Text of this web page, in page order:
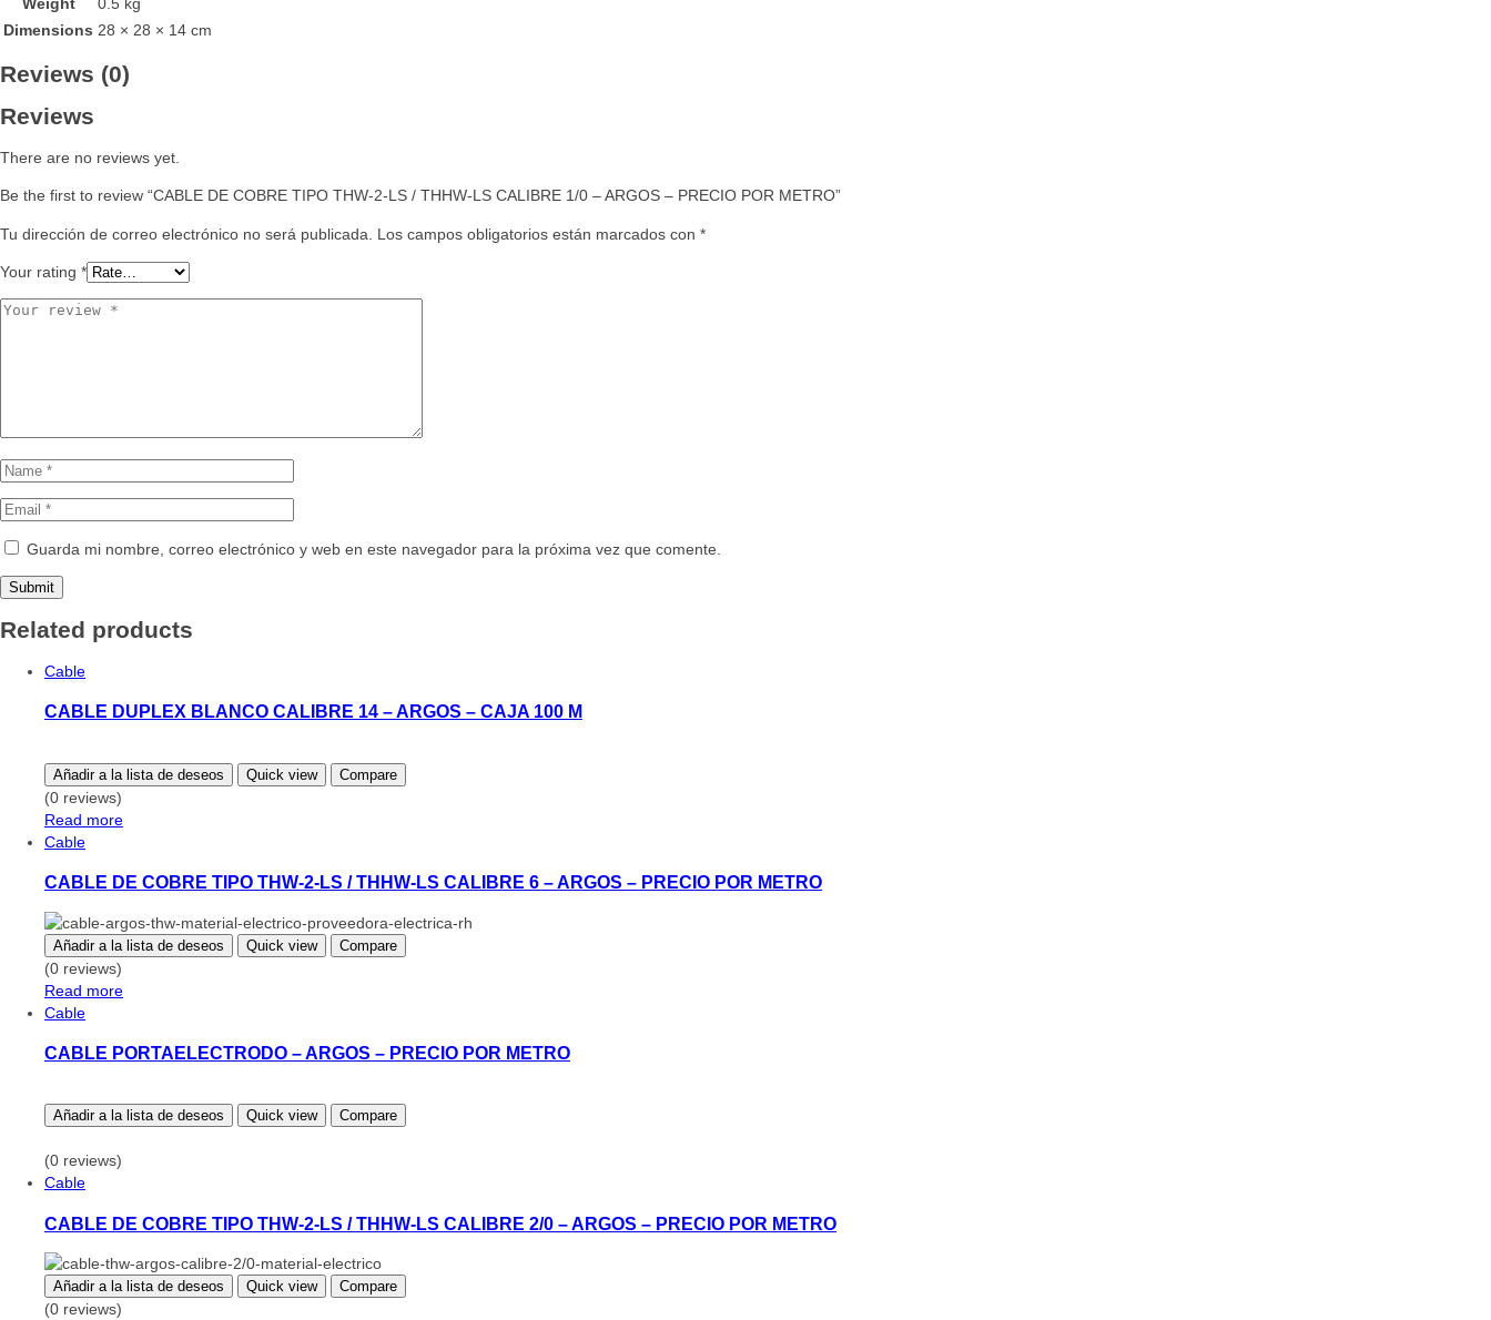
Dimensions 28 × 28 × 14 cm
Reviews (0)
Reviews
There are no reviews yet.
Be the first to review “CABLE DE COBRE TIPO THW-2-LS / THHW-LS CALIBRE 1/0 – ARGOS – PRECIO POR METRO”
Tu dirección de correo electrónico no será publicada. Los campos obligatorios están marcados con *
Your rating *
Guarda mi nombre, correo electrónico y web en este navegador para la próxima vez que comente.
Related products
Cable
CABLE DUPLEX BLANCO CALIBRE 14 – ARGOS – CAJA 100 M
Añadir a la lista de deseos Quick view Compare
(0 reviews)
Read more
Cable
CABLE DE COBRE TIPO THW-2-LS / THHW-LS CALIBRE 6 – ARGOS – PRECIO POR METRO
Añadir a la lista de deseos Quick view Compare
(0 reviews)
Read more
Cable
CABLE PORTAELECTRODO – ARGOS – PRECIO POR METRO
Añadir a la lista de deseos Quick view Compare
(0 reviews)
Cable
CABLE DE COBRE TIPO THW-2-LS / THHW-LS CALIBRE 2/0 – ARGOS – PRECIO POR METRO
Añadir a la lista de deseos Quick view Compare
(0 reviews)